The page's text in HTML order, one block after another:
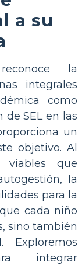
a su
la
integrales
como
SEL en las
un
objetivo. Al
viables que
la
para la
cada niño
sino también
Exploremos
integrar